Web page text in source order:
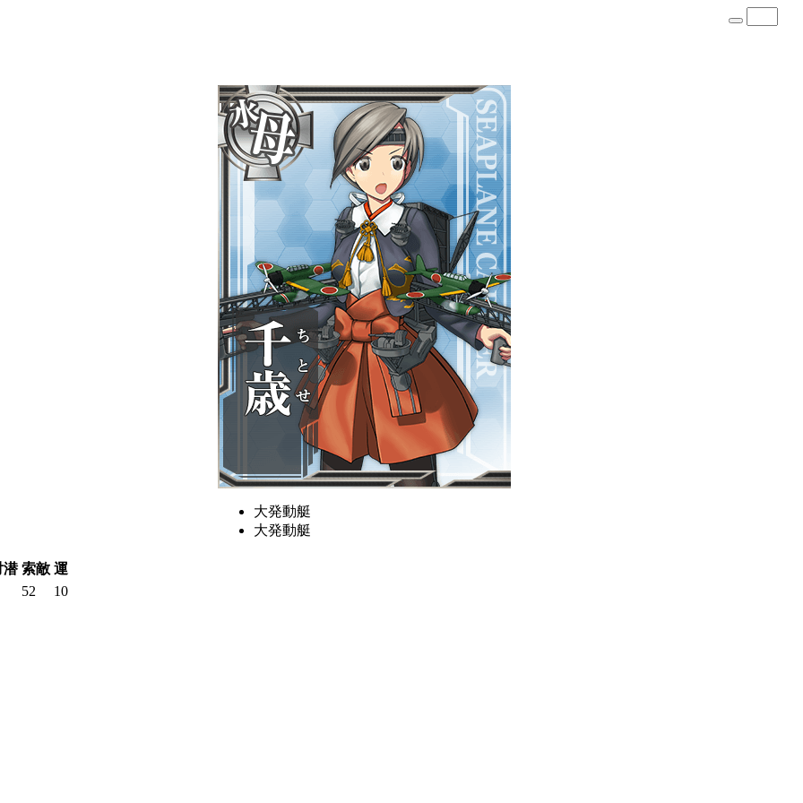
大発動艇
大発動艇
潜 索敵 運
52 10